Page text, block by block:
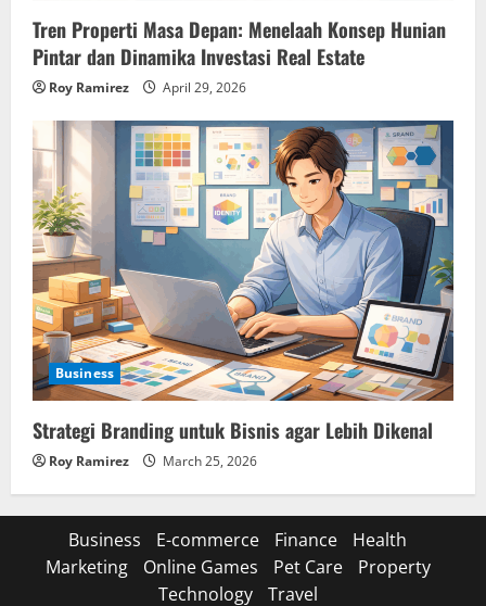
Tren Properti Masa Depan: Menelaah Konsep Hunian
Pintar dan Dinamika Investasi Real Estate
Roy Ramirez April 29, 2026
Business
Strategi Branding untuk Bisnis agar Lebih Dikenal
Roy Ramirez March 25, 2026
Business E-commerce Finance
Health
Marketing
Online Games Pet Care
Property
Technology
Travel